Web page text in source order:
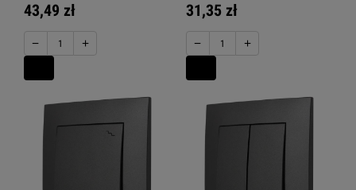
43,49 zł
− +
31,35 zł
− +